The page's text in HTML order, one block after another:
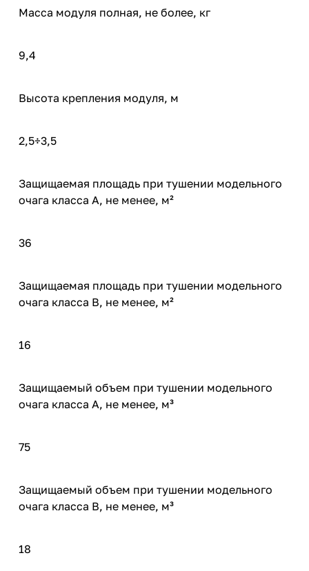
Масса модуля полная, не более, кг
9,4
Высота крепления модуля, м
2,5÷3,5
Защищаемая площадь при тушении модельного
очага класса А, не менее, м²
36
Защищаемая площадь при тушении модельного
очага класса B, не менее, м²
16
Защищаемый объем при тушении модельного
очага класса А, не менее, м³
75
Защищаемый объем при тушении модельного
очага класса B, не менее, м³
18